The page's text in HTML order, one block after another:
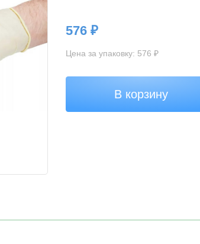
576 ₽
Цена за упаковку: 576 ₽
В корзину